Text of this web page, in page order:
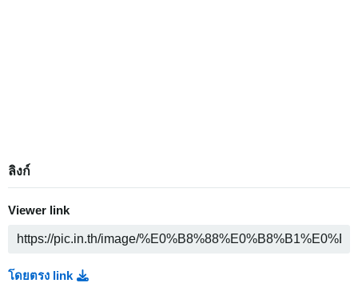
ลิงก์
Viewer link
โดยตรง link